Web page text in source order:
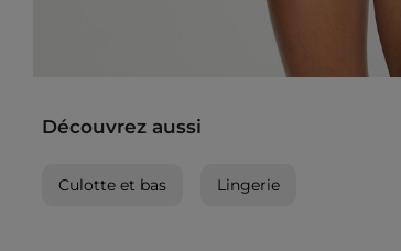
Découvrez aussi
Culotte et bas Lingerie